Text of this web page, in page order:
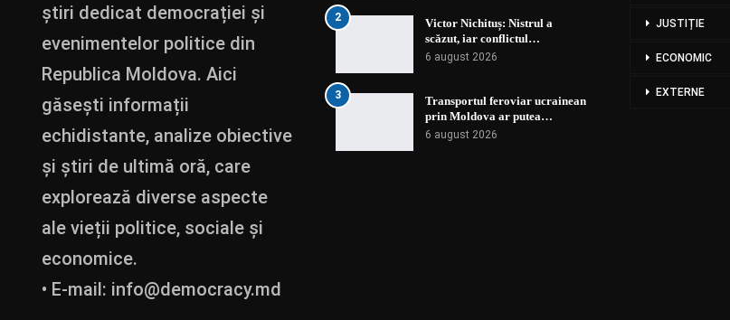
știri dedicat democrației și
evenimentelor politice din
Republica Moldova. Aici
găsești informații
echidistante, analize obiective
și știri de ultimă oră, care
explorează diverse aspecte
ale vieții politice, sociale și
economice.
• E-mail: info@democracy.md
2
Victor Nichituș: Nistrul a
scăzut, iar conflictul…
6 august 2026
3
Transportul feroviar ucrainean
prin Moldova ar putea…
6 august 2026
JUSTIȚIE
ECONOMIC
EXTERNE